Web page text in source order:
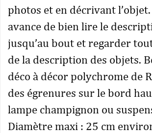
photos et en décrivant
avance de bien lire le
jusqu’au bout et regarder
de la description des objets.
déco à décor polychrome de
des égrenures sur le bord
lampe champignon ou
Diamètre maxi : 25 cm